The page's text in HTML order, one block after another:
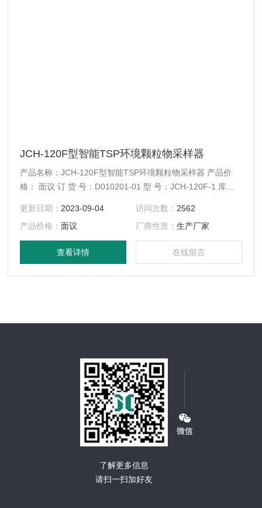
JCH-120F型智能TSP环境颗粒物采样器
产品名称：JCH-120F型智能TSP环境颗粒物采样器 产品价
格： 面议 订 货 号：D010201-01 型 号：JCH-120F-1 库存
更新日期： 2023-09-04 访问次数： 2562
产品价格：面议 厂商性质： 生产厂家
查看详情 在线留言
了解更多信息
请扫一扫加好友